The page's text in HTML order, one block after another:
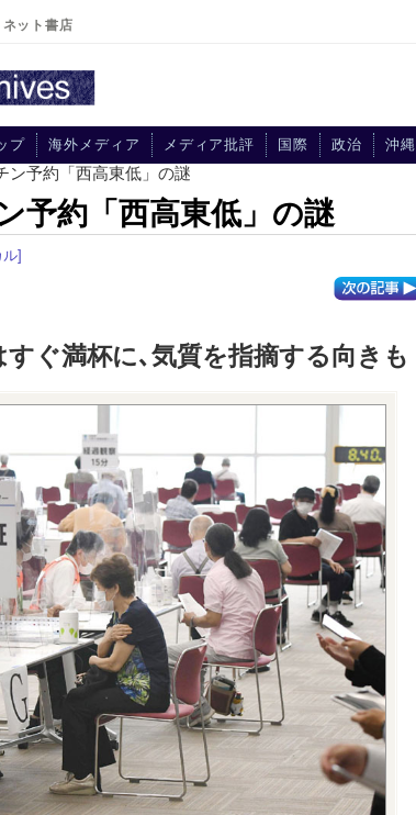
ネット書店
プ 海外メディア メディア批評 国際 政治 沖縄
ン予約「西高東低」の謎
予約「西高東低」の謎
]
ぐ満杯に､気質を指摘する向きも